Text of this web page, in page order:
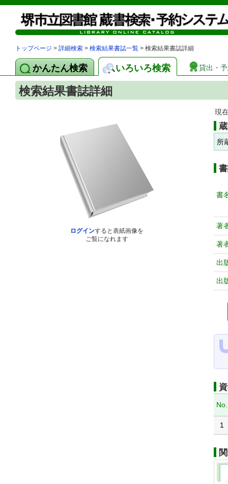
トップページ > 詳細検索 > 検索結果書誌一覧 > 検索結果書誌詳細
かんたん検索 いろいろ検索 貸出・
検索結果書誌詳細
ログインすると表紙画像を
ご覧になれます
現
所
書
著
著
出
出
No.
1